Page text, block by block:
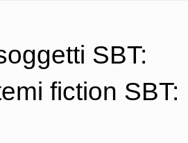
SBT:
fiction SBT: